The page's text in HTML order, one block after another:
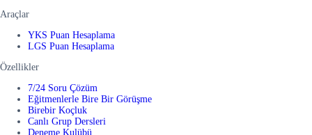
Araçlar
YKS Puan Hesaplama
LGS Puan Hesaplama
Özellikler
7/24 Soru Çözüm
Eğitmenlerle Bire Bir Görüşme
Birebir Koçluk
Canlı Grup Dersleri
Deneme Kulübü